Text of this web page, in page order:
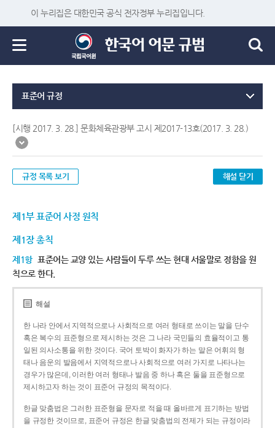
이 누리집은 대한민국 공식 전자정부 누리집입니다.
표준어 규정
[시행 2017. 3. 28.] 문화체육관광부 고시 제2017-13호(2017. 3. 28.)
규정 목록 보기 해설 닫기
제1부 표준어 사정 원칙
제1장 총칙
제1항 표준어는 교양 있는 사람들이 두루 쓰는 현대 서울말로 정함을 원
칙으로 한다.
해설
한 나라 안에서 지역적으로나 사회적으로 여러 형태로 쓰이는 말을 단수
혹은 복수의 표준형으로 제시하는 것은 그 나라 국민들의 효율적이고 통
일된 의사소통을 위한 것이다. 국어 토박이 화자가 하는 말은 어휘의 형
태나 음운의 발음에서 지역적으로나 사회적으로 여러 가지로 나타나는
경우가 많은데, 이러한 여러 형태나 발음 중 하나 혹은 둘을 표준형으로
제시하고자 하는 것이 표준어 규정의 목적이다.
한글 맞춤법은 그러한 표준형을 문자로 적을 때 올바르게 표기하는 방법
을 규정한 것이므로, 표준어 규정은 한글 맞춤법의 전제가 되는 규정이라